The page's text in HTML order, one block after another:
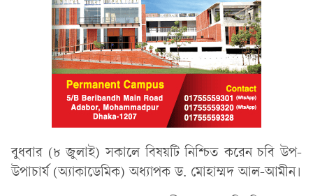
বুধবার (৮ জুলাই) সকালে বিষয়টি নিশ্চিত করেন চবি উপ-
উপাচার্য (অ্যাকাডেমিক) অধ্যাপক ড. মোহাম্মদ আল-আমীন।